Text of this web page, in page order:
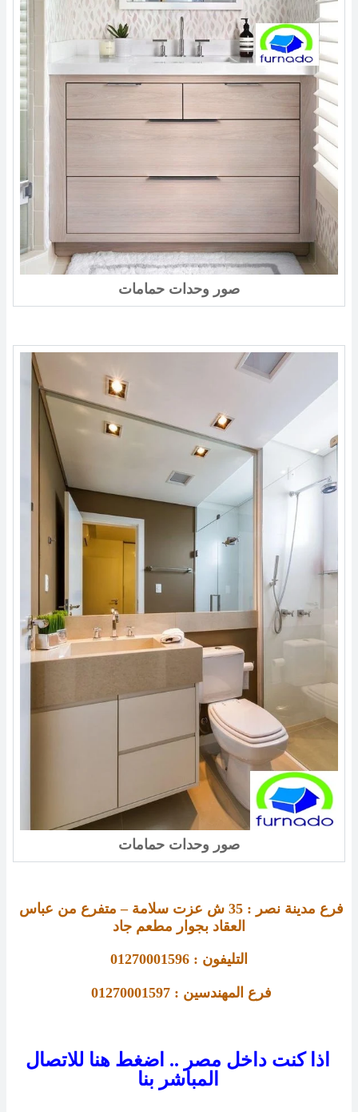
صور وحدات حمامات
صور وحدات حمامات
فرع مدينة نصر : 35
العقاد بجوار مطعم جاد
التليفون : 01270001596
فرع المهندسين : 01270001597
اذا كنت داخل مصر .. اضغط هنا للاتصال